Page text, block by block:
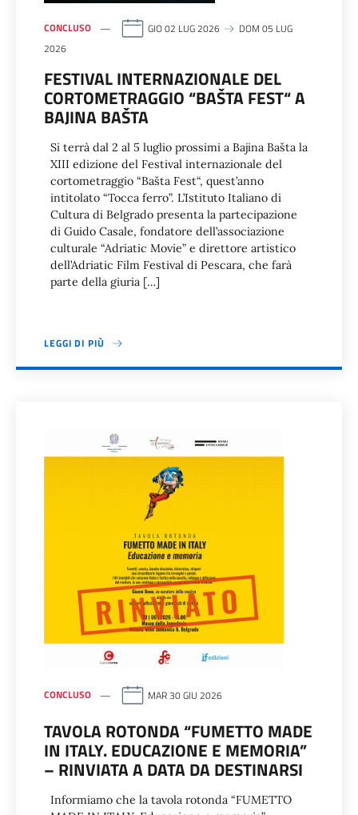
CONCLUSO GIO 02 LUG 2026
DOM 05 LUG
2026
FESTIVAL INTERNAZIONALE DEL
CORTOMETRAGGIO “BAŠTA FEST“ A
BAJINA BAŠTA
Si terrà dal 2 al 5 luglio prossimi a Bajina Bašta la
XIII edizione del Festival internazionale del
cortometraggio “Bašta Fest“, quest’anno
intitolato “Tocca ferro”. L’Istituto Italiano di
Cultura di Belgrado presenta la partecipazione
di Guido Casale, fondatore dell’associazione
culturale “Adriatic Movie” e direttore artistico
dell’Adriatic Film Festival di Pescara, che farà
parte della giuria […]
LEGGI DI PIÙ
CONCLUSO MAR 30 GIU 2026
TAVOLA ROTONDA “FUMETTO MADE
IN ITALY. EDUCAZIONE E MEMORIA”
– RINVIATA A DATA DA DESTINARSI
Informiamo che la tavola rotonda “FUMETTO